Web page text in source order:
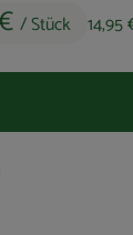
/ Stück 14,95